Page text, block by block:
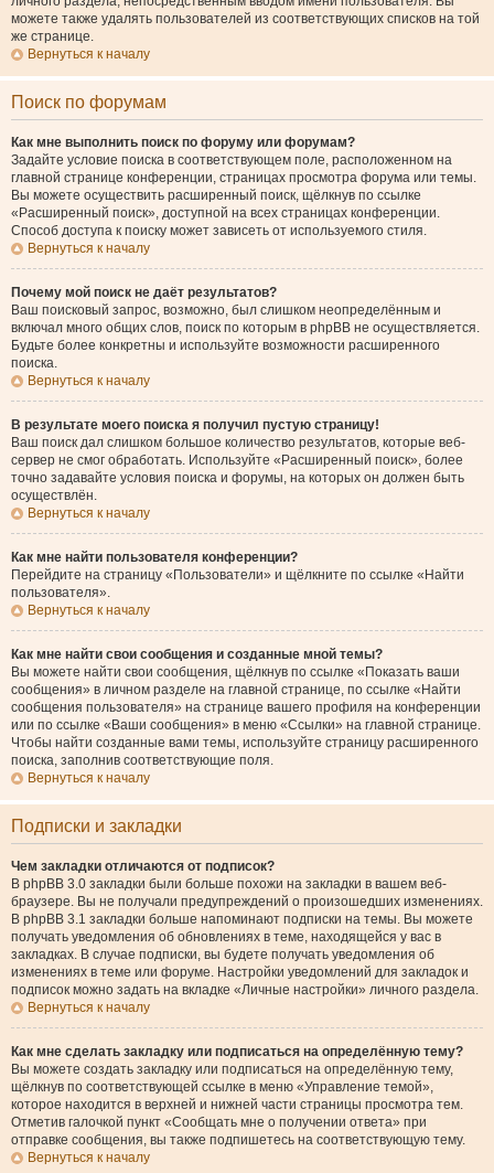
можете также удалять пользователей из соответствующих списков на той
же странице.
Вернуться к началу
Поиск по форумам
Как мне выполнить поиск по форуму или форумам?
Задайте условие поиска в соответствующем поле, расположенном на
главной странице конференции, страницах просмотра форума или темы.
Вы можете осуществить расширенный поиск, щёлкнув по ссылке
«Расширенный поиск», доступной на всех страницах конференции.
Способ доступа к поиску может зависеть от используемого стиля.
Вернуться к началу
Почему мой поиск не даёт результатов?
Ваш поисковый запрос, возможно, был слишком неопределённым и
включал много общих слов, поиск по которым в phpBB не осуществляется.
Будьте более конкретны и используйте возможности расширенного
поиска.
Вернуться к началу
В результате моего поиска я получил пустую страницу!
Ваш поиск дал слишком большое количество результатов, которые веб-
сервер не смог обработать. Используйте «Расширенный поиск», более
точно задавайте условия поиска и форумы, на которых он должен быть
осуществлён.
Вернуться к началу
Как мне найти пользователя конференции?
Перейдите на страницу «Пользователи» и щёлкните по ссылке «Найти
пользователя».
Вернуться к началу
Как мне найти свои сообщения и созданные мной темы?
Вы можете найти свои сообщения, щёлкнув по ссылке «Показать ваши
сообщения» в личном разделе на главной странице, по ссылке «Найти
сообщения пользователя» на странице вашего профиля на конференции
или по ссылке «Ваши сообщения» в меню «Ссылки» на главной странице.
Чтобы найти созданные вами темы, используйте страницу расширенного
поиска, заполнив соответствующие поля.
Вернуться к началу
Подписки и закладки
Чем закладки отличаются от подписок?
В phpBB 3.0 закладки были больше похожи на закладки в вашем веб-
браузере. Вы не получали предупреждений о произошедших изменениях.
В phpBB 3.1 закладки больше напоминают подписки на темы. Вы можете
получать уведомления об обновлениях в теме, находящейся у вас в
закладках. В случае подписки, вы будете получать уведомления об
изменениях в теме или форуме. Настройки уведомлений для закладок и
подписок можно задать на вкладке «Личные настройки» личного раздела.
Вернуться к началу
Как мне сделать закладку или подписаться на определённую тему?
Вы можете создать закладку или подписаться на определённую тему,
щёлкнув по соответствующей ссылке в меню «Управление темой»,
которое находится в верхней и нижней части страницы просмотра тем.
Отметив галочкой пункт «Сообщать мне о получении ответа» при
отправке сообщения, вы также подпишетесь на соответствующую тему.
Вернуться к началу